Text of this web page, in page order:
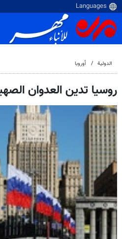
الدولية أوروبا
روسيا تدين العدوان